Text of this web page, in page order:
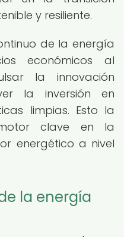
y resiliente.
de la energía
económicos al
la innovación
la inversión en
limpias. Esto la
clave en la
energético a nivel
la energía